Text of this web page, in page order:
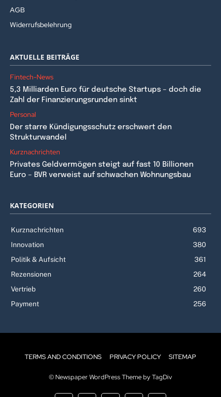
AGB
Widerrufsbelehrung
AKTUELLE BEITRÄGE
Fintech-News
5,3 Milliarden Euro für deutsche Startups – doch die
Zahl der Finanzierungsrunden sinkt
Personal
Der starre Kündigungsschutz erschwert den
Strukturwandel
Kurznachrichten
Privates Geldvermögen steigt auf fast 10 Billionen
Euro – BVR verweist auf schwachen Wohnungsbau
KATEGORIEN
Kurznachrichten
693
Innovation
380
Politik & Aufsicht
361
Rezensionen
264
Vertrieb
260
Payment
256
TERMS AND CONDITIONS PRIVACY POLICY SITEMAP
© Newspaper WordPress Theme by TagDiv